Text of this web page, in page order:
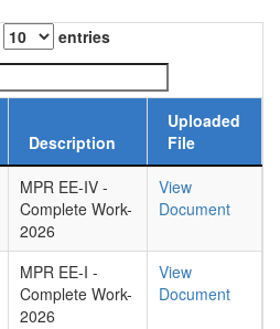
entries
Description
Uploaded
File
MPR EE-IV -
Complete Work-
2026
View
Document
MPR EE-I -
Complete Work-
2026
View
Document